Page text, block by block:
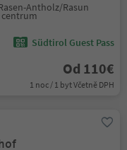
Antholz/Rasun
Südtirol Guest Pass
Od 110€
1 noc / 1 byt Včetně DPH